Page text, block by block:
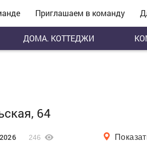
Приглашаем в команду
ДОМА. КОТТЕДЖИ
64
246